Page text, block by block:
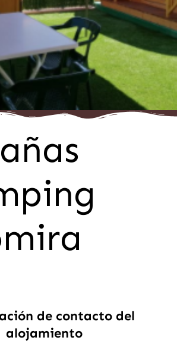
de contacto del
alojamiento